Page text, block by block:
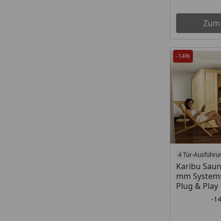
-14%
4 Tür-
Karibu
mm
Plug & Play
-